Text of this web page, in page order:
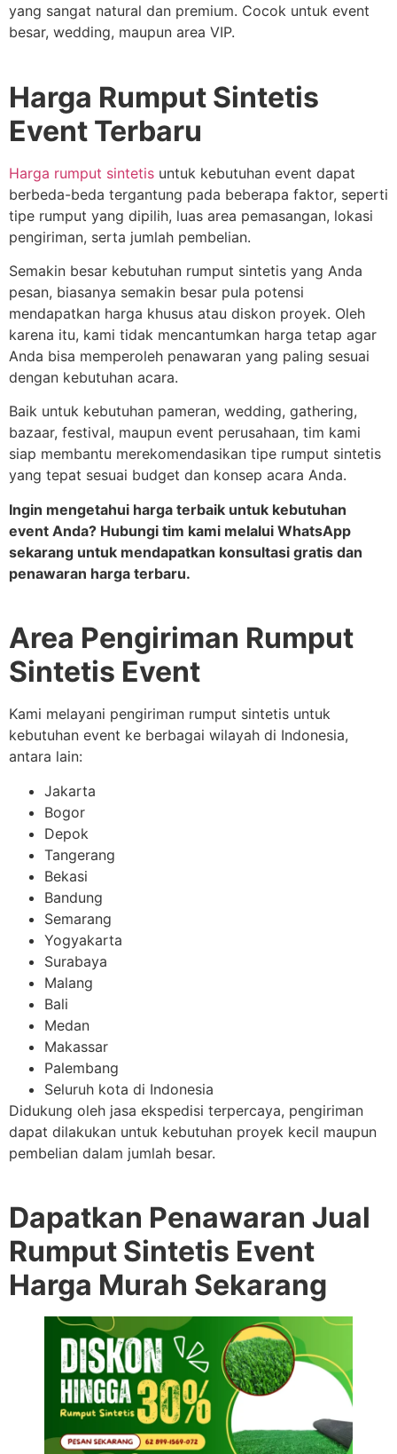
yang sangat natural dan premium. Cocok untuk event
besar, wedding, maupun area VIP.
Harga Rumput Sintetis
Event Terbaru
Harga rumput sintetis untuk kebutuhan event dapat
berbeda-beda tergantung pada beberapa faktor, seperti
tipe rumput yang dipilih, luas area pemasangan, lokasi
pengiriman, serta jumlah pembelian.
Semakin besar kebutuhan rumput sintetis yang Anda
pesan, biasanya semakin besar pula potensi
mendapatkan harga khusus atau diskon proyek. Oleh
karena itu, kami tidak mencantumkan harga tetap agar
Anda bisa memperoleh penawaran yang paling sesuai
dengan kebutuhan acara.
Baik untuk kebutuhan pameran, wedding, gathering,
bazaar, festival, maupun event perusahaan, tim kami
siap membantu merekomendasikan tipe rumput sintetis
yang tepat sesuai budget dan konsep acara Anda.
Ingin mengetahui harga terbaik untuk kebutuhan
event Anda? Hubungi tim kami melalui WhatsApp
sekarang untuk mendapatkan konsultasi gratis dan
penawaran harga terbaru.
Area Pengiriman Rumput
Sintetis Event
Kami melayani pengiriman rumput sintetis untuk
kebutuhan event ke berbagai wilayah di Indonesia,
antara lain:
Jakarta
Bogor
Depok
Tangerang
Bekasi
Bandung
Semarang
Yogyakarta
Surabaya
Malang
Bali
Medan
Makassar
Palembang
Seluruh kota di Indonesia
Didukung oleh jasa ekspedisi terpercaya, pengiriman
dapat dilakukan untuk kebutuhan proyek kecil maupun
pembelian dalam jumlah besar.
Dapatkan Penawaran Jual
Rumput Sintetis Event
Harga Murah Sekarang